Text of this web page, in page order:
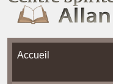
Accueil